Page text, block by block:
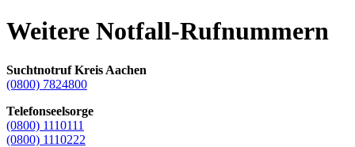
Weitere Notfall-Rufnummern
Suchtnotruf Kreis Aachen
(0800) 7824800
Telefonseelsorge
(0800) 1110111
(0800) 1110222